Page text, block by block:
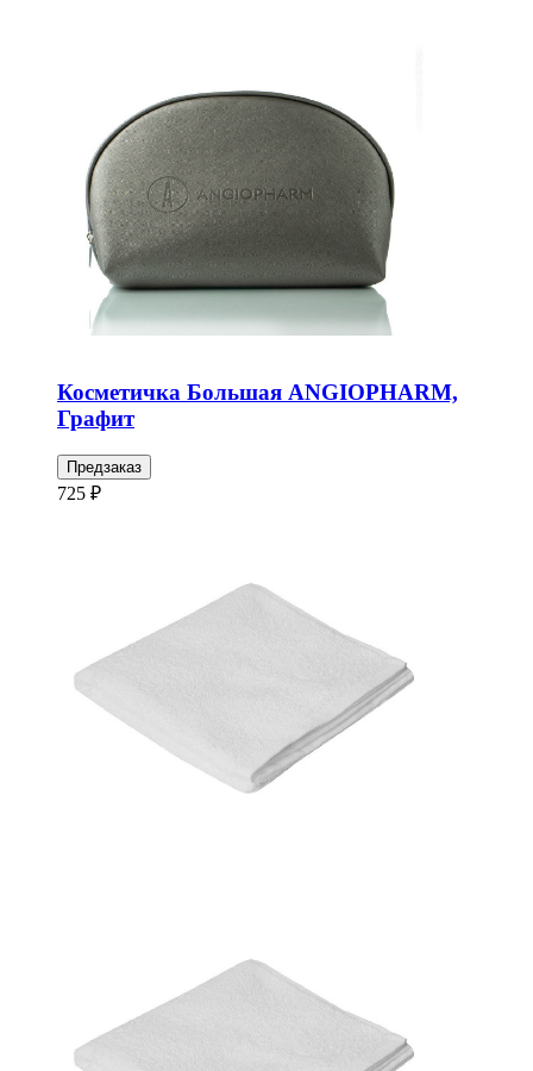
Косметичка Большая ANGIOPHARM,
Графит
Предзаказ
725 ₽